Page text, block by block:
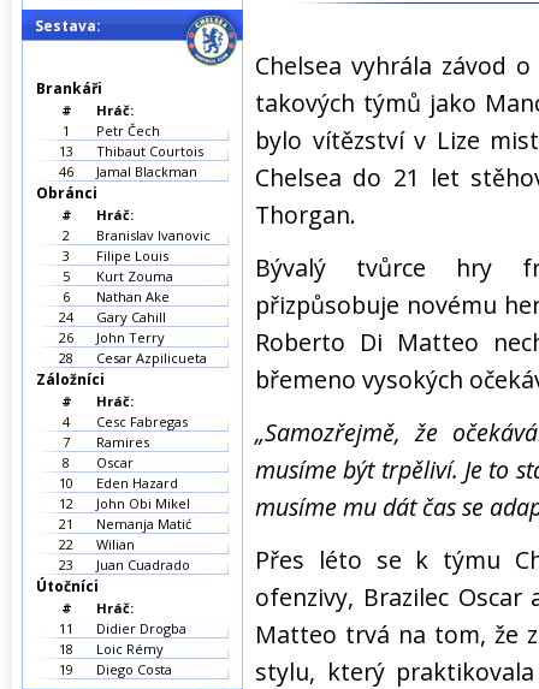
Chelsea vyhrála závod
takových týmů jako
bylo vítězství v Lize
Chelsea do 21 let
Thorgan.
Bývalý tvůrce hry
přizpůsobuje novému
Roberto Di Matteo
břemeno vysokých
„Samozřejmě, že
musíme být trpěliví. Je to
musíme mu dát čas se
Přes léto se k týmu
ofenzivy, Brazilec
Matteo trvá na tom, že
stylu, který
Sestava:
Brankáři
#
Hráč:
1
Petr Čech
13
Thibaut Courtois
46
Jamal Blackman
Obránci
#
Hráč:
2
Branislav Ivanovic
3
Filipe Louis
5
Kurt Zouma
6
Nathan Ake
24
Gary Cahill
26
John Terry
28
Cesar Azpilicueta
Záložníci
#
Hráč:
4
Cesc Fabregas
7
Ramires
8
Oscar
10
Eden Hazard
12
John Obi Mikel
21
Nemanja Matić
22
Wilian
23
Juan Cuadrado
Útočníci
#
Hráč:
11
Didier Drogba
18
Loic Rémy
19
Diego Costa